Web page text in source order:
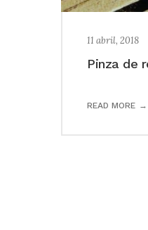
11 abril, 2018
Pinza de
READ MORE